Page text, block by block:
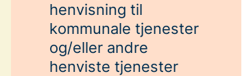
henvisning til
kommunale tjenester
og/eller andre
henviste tjenester